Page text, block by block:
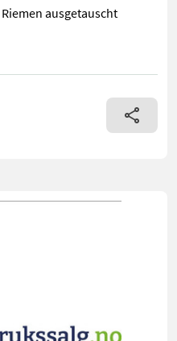
ausgetauscht
mascus_category: